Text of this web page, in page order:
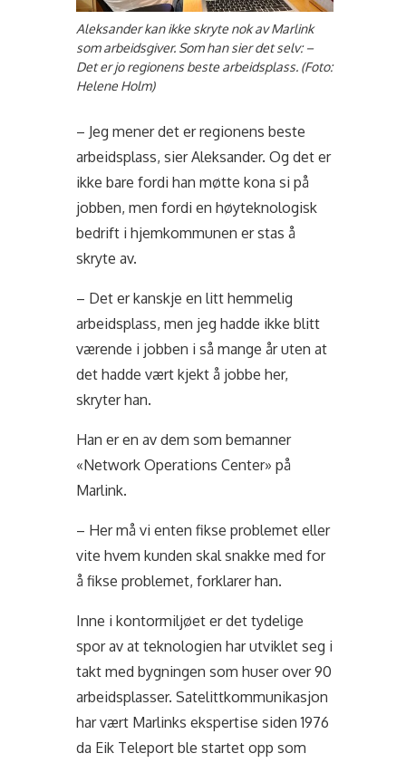
Aleksander kan ikke skryte nok av Marlink
som arbeidsgiver. Som han sier det selv: –
Det er jo regionens beste arbeidsplass. (Foto:
Helene Holm)
– Jeg mener det er regionens beste
arbeidsplass, sier Aleksander. Og det er
ikke bare fordi han møtte kona si på
jobben, men fordi en høyteknologisk
bedrift i hjemkommunen er stas å
skryte av.
– Det er kanskje en litt hemmelig
arbeidsplass, men jeg hadde ikke blitt
værende i jobben i så mange år uten at
det hadde vært kjekt å jobbe her,
skryter han.
Han er en av dem som bemanner
«Network Operations Center» på
Marlink.
– Her må vi enten fikse problemet eller
vite hvem kunden skal snakke med for
å fikse problemet, forklarer han.
Inne i kontormiljøet er det tydelige
spor av at teknologien har utviklet seg i
takt med bygningen som huser over 90
arbeidsplasser. Satelittkommunikasjon
har vært Marlinks ekspertise siden 1976
da Eik Teleport ble startet opp som